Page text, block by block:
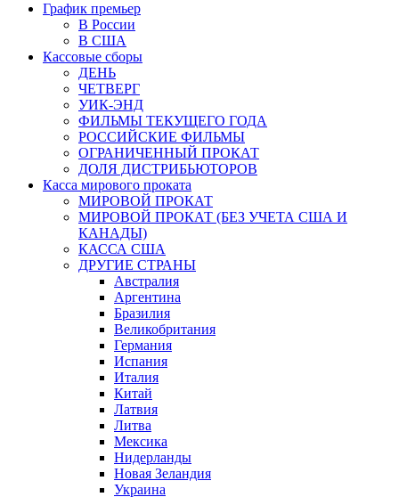
График премьер
В России
В США
Кассовые сборы
ДЕНЬ
ЧЕТВЕРГ
УИК-ЭНД
ФИЛЬМЫ ТЕКУЩЕГО ГОДА
РОССИЙСКИЕ ФИЛЬМЫ
ОГРАНИЧЕННЫЙ ПРОКАТ
ДОЛЯ ДИСТРИБЬЮТОРОВ
Касса мирового проката
МИРОВОЙ ПРОКАТ
МИРОВОЙ ПРОКАТ (БЕЗ УЧЕТА США И
КАНАДЫ)
КАССА США
ДРУГИЕ СТРАНЫ
Австралия
Аргентина
Бразилия
Великобритания
Германия
Испания
Италия
Китай
Латвия
Литва
Мексика
Нидерланды
Новая Зеландия
Украина